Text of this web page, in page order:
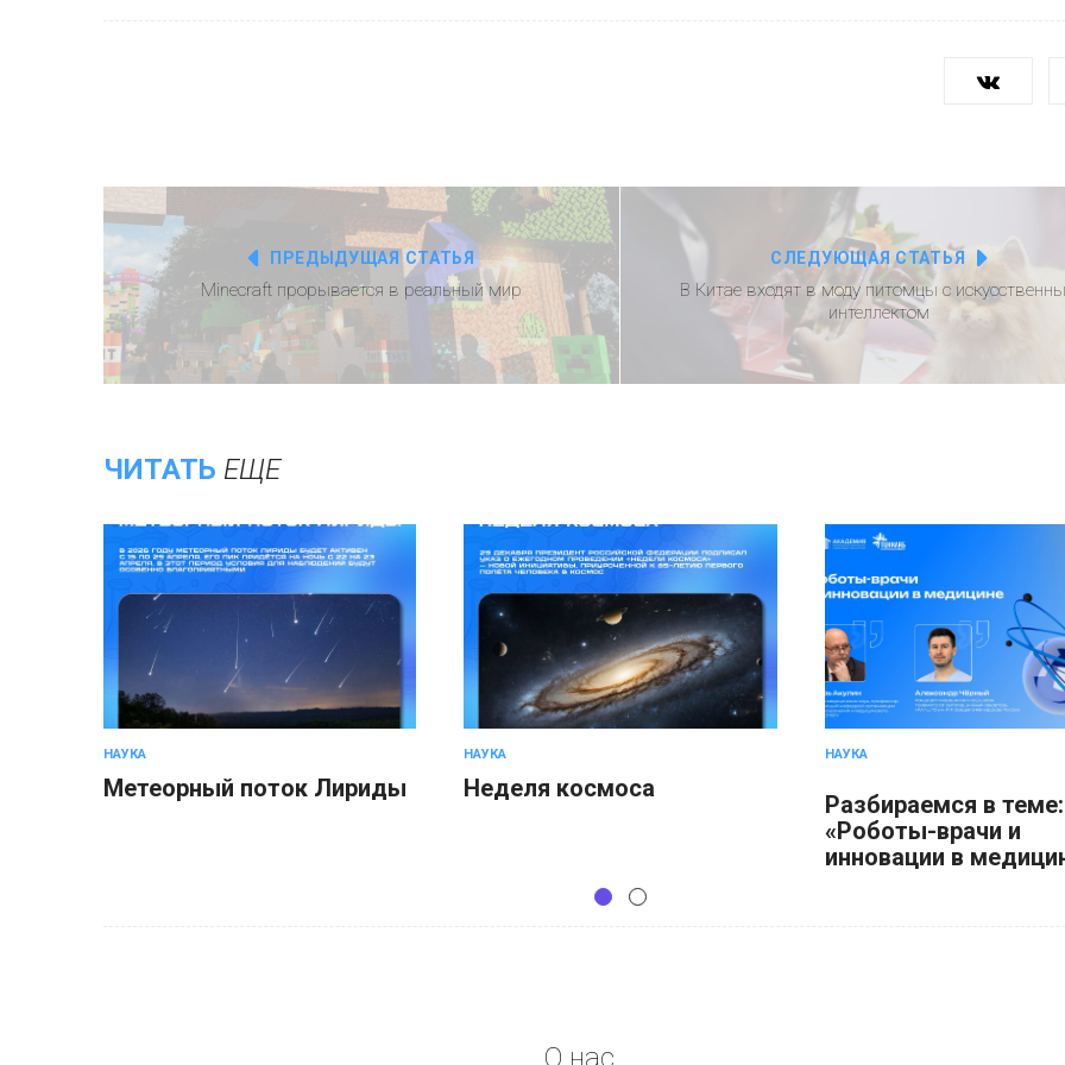
ПРЕДЫДУЩАЯ СТАТЬЯ
Minecraft прорывается в реальный мир
СЛЕДУЮЩАЯ СТАТЬЯ
В Китае входят в моду питомцы с
интеллектом
ЧИТАТЬ ЕЩЕ
НАУКА
Метеорный поток Лириды
НАУКА
Неделя космоса
НАУКА
Разбираемся в теме:
«Роботы-врачи и
инновации в